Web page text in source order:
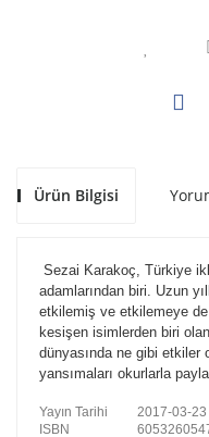
Ürün Bilgisi
Sezai Karakoç, Türkiye
adamlarından biri. Uzun
etkilemiş ve etkilemeye
kesişen isimlerden biri
dünyasında ne gibi etkiler
yansımaları okurlarla
Yayın Tarihi
2017-03-23
ISBN